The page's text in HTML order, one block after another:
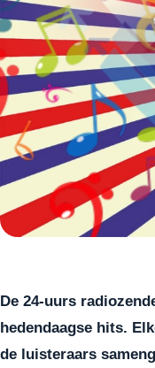
De 24-uurs
hedendaagse hits.
de luisteraars